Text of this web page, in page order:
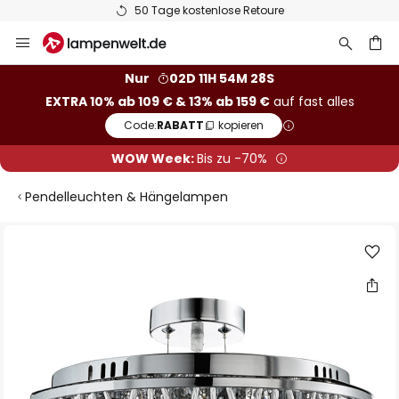
50 Tage kostenlose Retoure
Inhalt
Nur
02D 11H 54M 27S
EXTRA 10% ab 109 € & 13% ab 159 €auf fast alles
Code:RABATT kopieren
WOW Week:Bis zu -70%
Pendelleuchten & Hängelampen